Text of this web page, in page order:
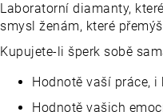
Laboratorní diamanty,
smysl ženám, které
Kupujete-li šperk sobě
Hodnotě vaší práce,
Hodnotě vašich